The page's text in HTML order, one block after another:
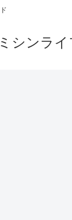
シンライ